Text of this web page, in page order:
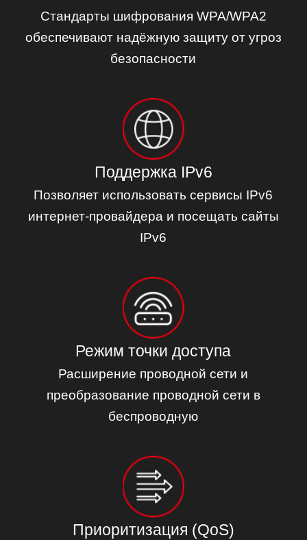
Стандарты шифрования WPA/WPA2
обеспечивают надёжную защиту от угроз
безопасности
Поддержка IPv6
Позволяет использовать сервисы IPv6
интернет‑провайдера и посещать сайты
IPv6
Режим точки доступа
Расширение проводной сети и
преобразование проводной сети в
беспроводную
Приоритизация (QoS)